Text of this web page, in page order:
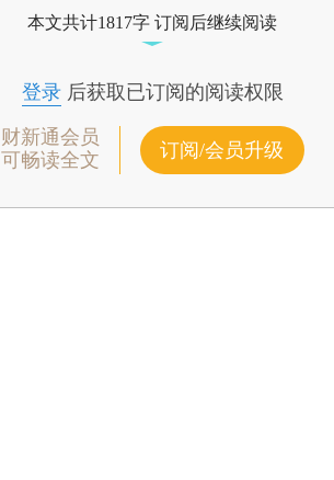
本文共计1817字 订阅后继续阅读
登录后获取已订阅的阅读权限
财新通会员
可畅读全文
订阅/会员升级